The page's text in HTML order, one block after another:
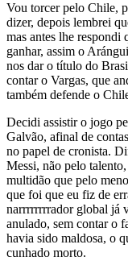
Vou torcer pelo Chile,
dizer, depois lembrei
mas antes lhe respondi
ganhar, assim o
nos dar o título do
contar o Vargas, que
também defende o
Decidi assistir o jogo
Galvão, afinal de
no papel de cronista.
Messi, não pelo
multidão que pelo
que foi que eu fiz de
narrrrrrrrador global já
anulado, sem contar o
havia sido maldosa, o
cunhado morto.